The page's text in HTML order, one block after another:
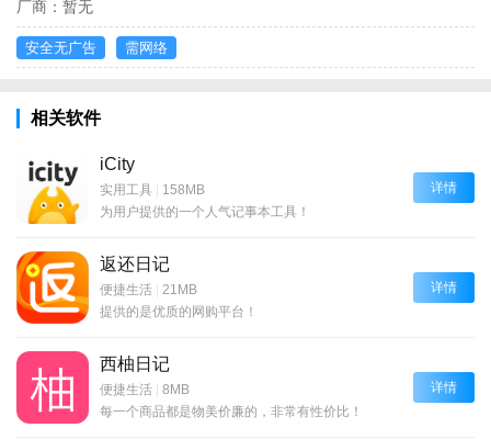
厂商： 暂无
安全无广告 需网络
相关软件
iCity
实用工具 | 158MB
为用户提供的一个人气记事本工具！
详情
返还日记
便捷生活 | 21MB
提供的是优质的网购平台！
详情
西柚日记
便捷生活 | 8MB
每一个商品都是物美价廉的，非常有性价比！
详情